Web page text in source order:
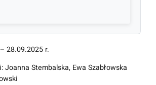
28.09.2025 r.
Joanna Stembalska, Ewa Szabłowska